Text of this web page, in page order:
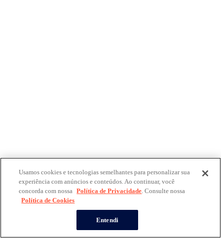
Usamos cookies e tecnologias semelhantes para personalizar sua
experiência com anúncios e conteúdos. Ao continuar, você
concorda com nossa Política de Privacidade. Consulte nossa
Política de Cookies
Entendi